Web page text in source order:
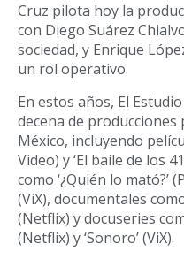
Cruz pilota hoy la
con Diego Suárez
sociedad, y Enrique
un rol operativo.
En estos años, El
decena de
México, incluyendo
Video) y ‘El baile de los
como ‘¿Quién lo mató?’
(ViX), documentales
(Netflix) y docuseries
(Netflix) y ‘Sonoro’ (ViX).